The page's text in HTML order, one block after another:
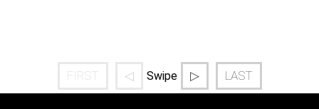
FIRST ◁ Swipe ▷ LAST